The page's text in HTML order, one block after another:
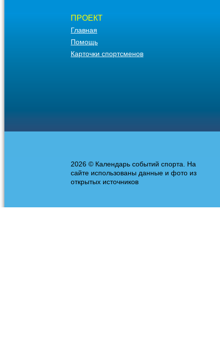
ПРОЕКТ
Главная
Помощь
Карточки спортсменов
2026 © Календарь событий спорта. На
сайте использованы данные и фото из
открытых источников